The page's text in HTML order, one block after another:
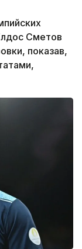
Сметов
показав,